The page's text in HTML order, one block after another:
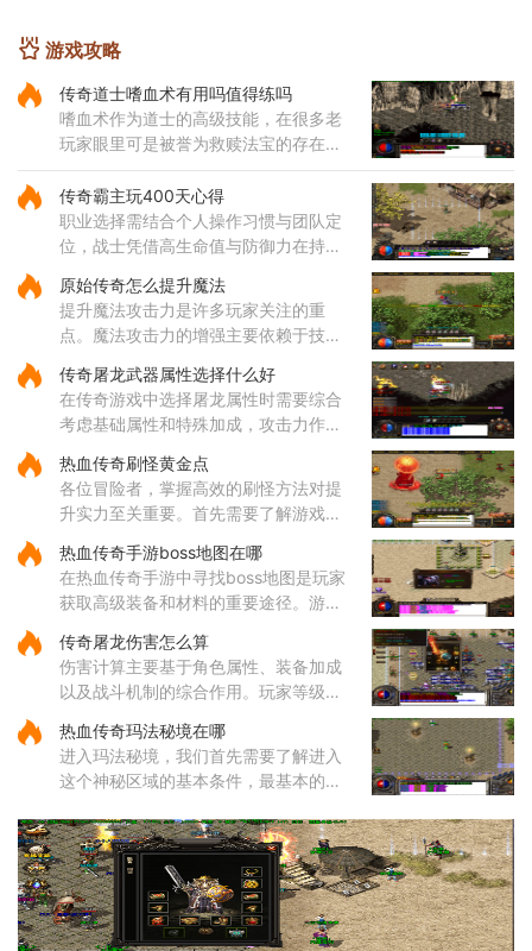
游戏攻略
传奇道士嗜血术有用吗值得练吗
嗜血术作为道士的高级技能，在很多老
玩家眼里可是被誉为救赎法宝的存在。
这个技能不仅伤害可观，还带有独特的
吸血效果，能够在攻击敌人的同时为自
身恢复体力，大大提升了道士
传奇霸主玩400天心得
职业选择需结合个人操作习惯与团队定
位，战士凭借高生命值与防御力在持久
备高爆发特性，道士的召唤兽在继承元
婴属性后能显著提升战斗效率
原始传奇怎么提升魔法
提升魔法攻击力是许多玩家关注的重
点。魔法攻击力的增强主要依赖于技能
电术是一个核心输出技能，能够对远距
离目标造成高额伤害，因此在技
传奇屠龙武器属性选择什么好
在传奇游戏中选择屠龙属性时需要综合
考虑基础属性和特殊加成，攻击力作为
关注，它能有效提升玩家对战各类敌人
的效率。屠龙武器普遍具备较
热血传奇刷怪黄金点
各位冒险者，掌握高效的刷怪方法对提
升实力至关重要。首先需要了解游戏中
地是经验丰富的玩家经常光顾的场所，
这些地方的怪物刷新频率较高
热血传奇手游boss地图在哪
在热血传奇手游中寻找boss地图是玩家
获取高级装备和材料的重要途径。游戏
要包括矿洞、沃玛寺庙、祖玛寺庙、石
墓等地。矿洞分为不同层次，每层
传奇屠龙伤害怎么算
伤害计算主要基于角色属性、装备加成
以及战斗机制的综合作用。玩家等级和
础攻击力和技能伤害，提升等级和增加
主属性点是提高伤害的基础途
热血传奇玛法秘境在哪
进入玛法秘境，我们首先需要了解进入
这个神秘区域的基本条件，最基本的就
这个等级是连门都找不到的。除了等级
要求，还有一个特别重要的东